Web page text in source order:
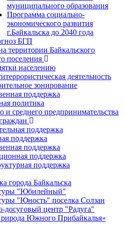
муниципального образования
Программа социально-
экономического развития
г.Байкальска до 2040 года
БГП
территории Байкальского
поселения
населению
деятельность
зонирование
поддержка
политика
и среднего предпринимательства
поддержка
поддержка
поддержка
поддержка
поддержка
города Байкальска
"Юбилейный"
"Юность" поселка Солзан
досуговый центр "Радуга"
Южного Прибайкалья»